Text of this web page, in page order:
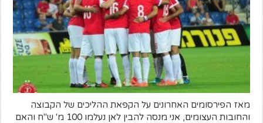
מאז הפירסומים האחרונים על הקפאת ההליכים של הקבוצה
והחובות העצומים, אני מנסה להבין לאן נעלמו 100 מ' ש"ח והאם